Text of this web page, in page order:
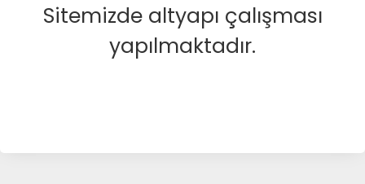
Sitemizde altyapı çalışması
yapılmaktadır.